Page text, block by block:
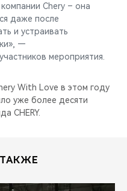
Chery – она
даже после
и устраивать
—
мероприятия.
With Love в этом году
уже более десяти
CHERY.